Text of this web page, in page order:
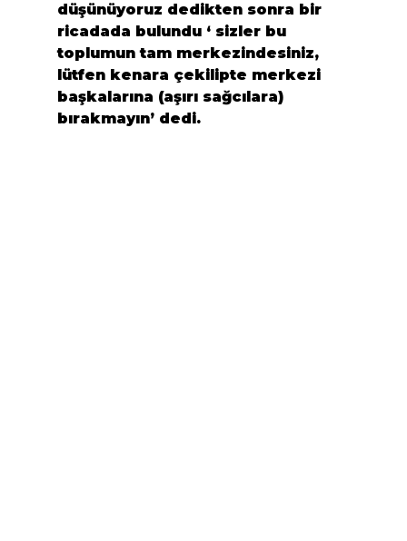
düşünüyoruz dedikten sonra bir
ricadada bulundu ‘ sizler bu
toplumun tam merkezindesiniz,
lütfen kenara çekilipte merkezi
başkalarına (aşırı sağcılara)
bırakmayın’ dedi.